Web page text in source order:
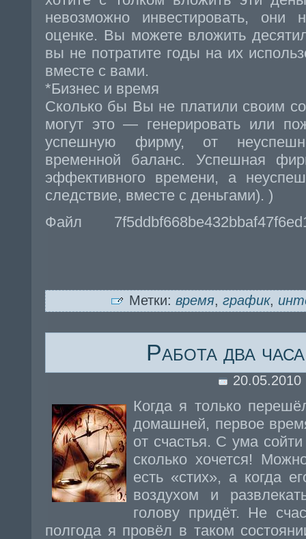
невозможно инвестировать, они
оценке. Вы можете вложить
вы не потратите годы на их
вместе с вами.
*Бизнес и время
Сколько бы Вы не платили своим
могут это — генерировать или
успешную фирму, от
временной баланс. Успешная
эффективного времени, а
следствие, вместе с деньгами). )
Файл
Метки: время, график,
Работа два
20.05.2010
Когда я только
домашней, первое
от счастья. С ума
сколько хочется!
есть «стих», а когда
воздухом и
голову придёт. Не
полгода я провёл в таком